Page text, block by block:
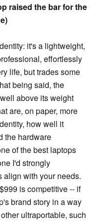
raised the bar for the
it's a lightweight,
effortlessly
life, but trades some
being said, the
above its weight
are, on paper, more
how well it
the hardware
of the best laptops
I'd strongly
align with your needs.
is competitive -- if
brand story in a way
ultraportable, such